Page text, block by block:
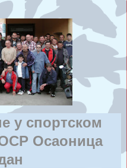
у спортском
Осаоница